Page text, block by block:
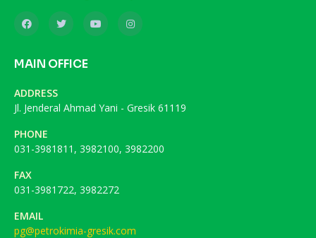
MAIN OFFICE
ADDRESS
Jl. Jenderal Ahmad Yani - Gresik 61119
PHONE
031-3981811, 3982100, 3982200
FAX
031-3981722, 3982272
EMAIL
pg@petrokimia-gresik.com